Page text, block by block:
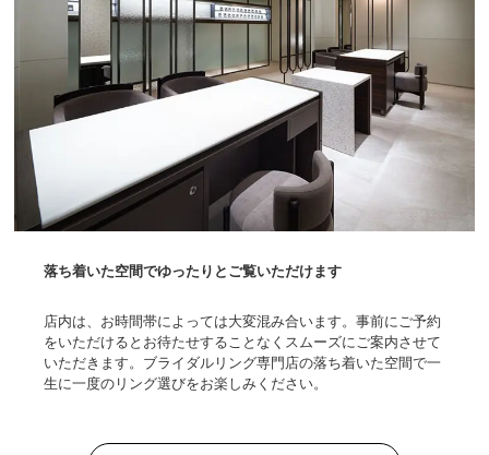
落ち着いた空間でゆったりとご覧いただけます
店内は、お時間帯によっては大変混み合います。事前にご予約
をいただけるとお待たせすることなくスムーズにご案内させて
いただきます。ブライダルリング専門店の落ち着いた空間で一
生に一度のリング選びをお楽しみください。